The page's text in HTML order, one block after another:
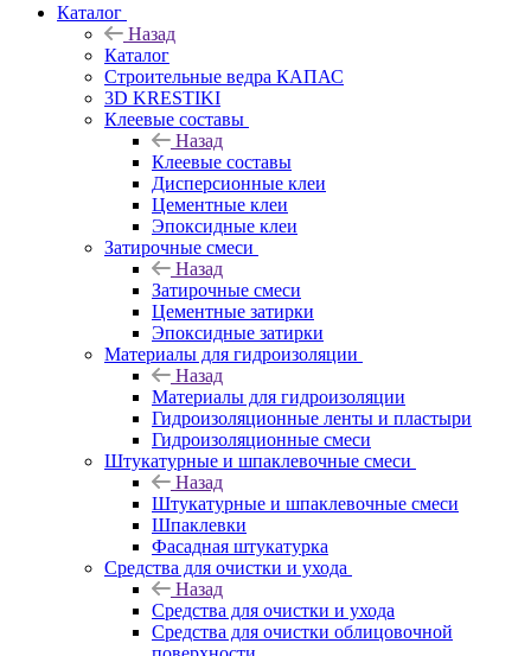
Каталог
Назад
Каталог
Строительные ведра КАПАС
3D KRESTIKI
Клеевые составы
Назад
Клеевые составы
Дисперсионные клеи
Цементные клеи
Эпоксидные клеи
Затирочные смеси
Назад
Затирочные смеси
Цементные затирки
Эпоксидные затирки
Материалы для гидроизоляции
Назад
Материалы для гидроизоляции
Гидроизоляционные ленты и пластыри
Гидроизоляционные смеси
Штукатурные и шпаклевочные смеси
Назад
Штукатурные и шпаклевочные смеси
Шпаклевки
Фасадная штукатурка
Средства для очистки и ухода
Назад
Средства для очистки и ухода
Средства для очистки облицовочной